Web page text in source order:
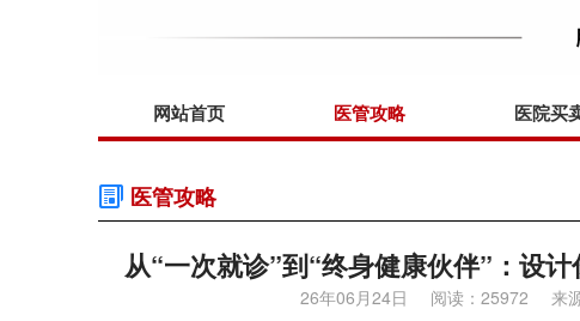
网站首页 医管攻略 医院买
医管攻略
从“一次就诊”到“终身健康伙伴”：设
26年06月24日 阅读：25972 来